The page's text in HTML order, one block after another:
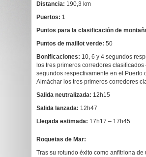
Distancia: 190,3 km
Puertos: 1
Puntos para la clasificación de
Puntos de maillot verde: 50
Bonificaciones: 10, 6 y 4 segundos
los tres primeros corredores clasificados
segundos respectivamente en el Puerto
Almáchar los tres primeros corredores
Salida neutralizada: 12h15
Salida lanzada: 12h47
Llegada estimada: 17h17 – 17h45
Roquetas de Mar:
Tras su rotundo éxito como anfitriona de